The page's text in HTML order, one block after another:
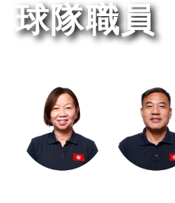
球隊職員